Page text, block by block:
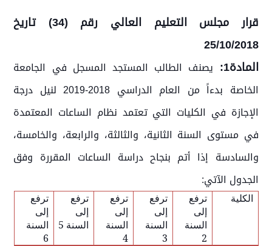
قرار مجلس التعليم العالي رقم (34) تاريخ
25/10/2018
المادة1:
يصنف الطالب المستجد المسجل في الجامعة
الخاصة بدءاً من العام الدراسي 2018-2019 لنيل درجة
الإجازة في الكليات التي تعتمد نظام الساعات المعتمدة
في مستوى السنة الثانية، والثالثة، والرابعة، والخامسة،
والسادسة إذا أتم بنجاح دراسة الساعات المقررة وفق
الجدول الآتي:
الكلية
ترفع
إلى
السنة
2
ترفع
إلى
السنة
3
ترفع
إلى
السنة
4
ترفع
إلى
السنة 5
ترفع
إلى
السنة
6